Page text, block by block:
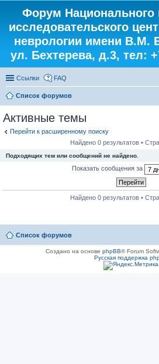
Форум Национального
исследовательского
неврологии имени В.М.
ул. Бехтерева, д.3, тел:
Ссылки FAQ
Список форумов
Активные темы
Перейти к расширенному поиску
Найдено 0 результатов •
Подходящих тем или сообщений не найдено.
Показать сообщения за
Найдено 0 результатов •
Список форумов
Создано на основе phpBB® Forum
Русская поддержка